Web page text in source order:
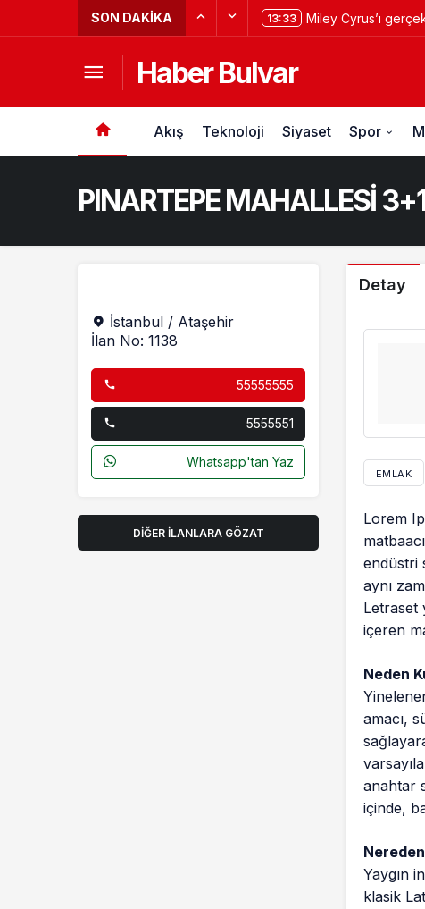
SON DAKIKA 13:33
Miley Cyrus’ı
kovaladı?
Haber Bulvar
Akış Teknoloji Siyaset Spor
PINARTEPE MAHALLESİ
İstanbul / Ataşehir
İlan No: 1138
55555555
5555551
Whatsapp'tan Yaz
DIĞER İLANLARA GÖZAT
Detay
EMLAK
Lorem
endüstri
aynı
Letraset
içeren
Neden
amacı,
anahtar
içinde,
Yaygın
klasik